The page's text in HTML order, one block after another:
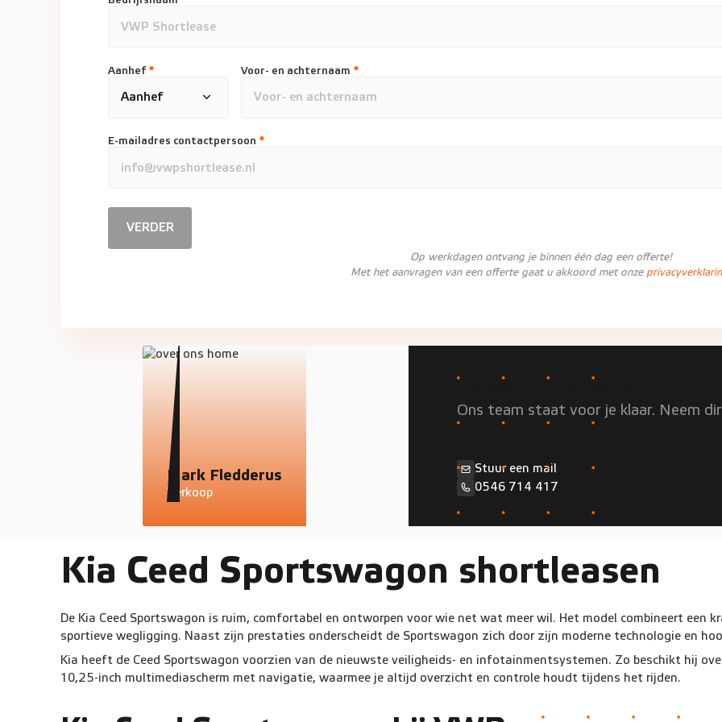
Aanhef* Voor- en achternaam *
E-mailadres contactpersoon *
VERDER
Op werkdagen ontvang je binnen één dag een offerte!
Met het aanvragen van een offerte gaat u akkoord met onze
Mark Fledderus
Verkoop
Ons team staat voor je klaar. Neem
Stuur een mail
0546 714 417
Kia Ceed Sportswagon shortleasen
De Kia Ceed Sportswagon is ruim, comfortabel en ontworpen voor wie net wat meer wil. Het model combineert een
sportieve wegligging. Naast zijn prestaties onderscheidt de Sportswagon zich door zijn moderne technologie en
Kia heeft de Ceed Sportswagon voorzien van de nieuwste veiligheids- en infotainmentsystemen. Zo beschikt hij
10,25-inch multimediascherm met navigatie, waarmee je altijd overzicht en controle houdt tijdens het rijden.